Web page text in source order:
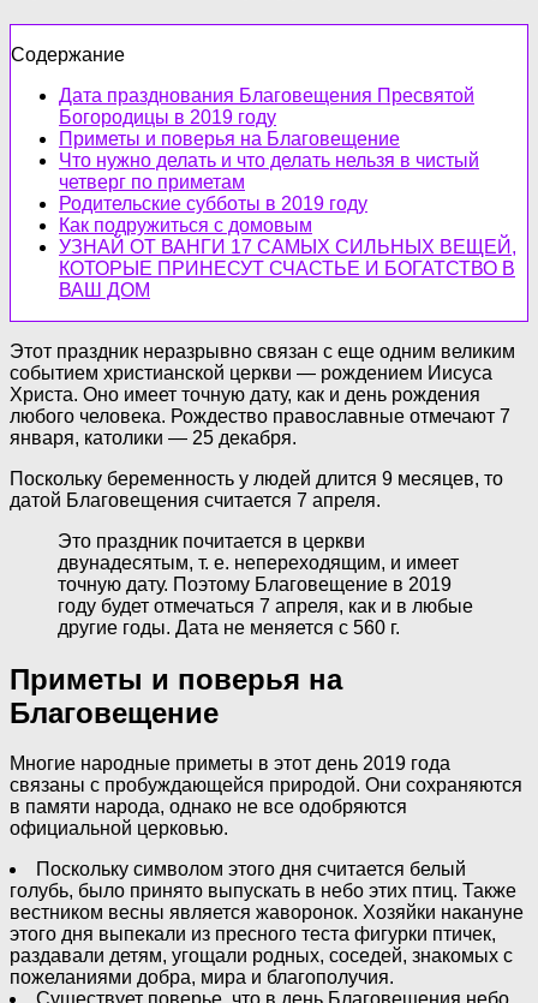
Содержание
Дата празднования Благовещения Пресвятой
Богородицы в 2019 году
Приметы и поверья на Благовещение
Что нужно делать и что делать нельзя в чистый
четверг по приметам
Родительские субботы в 2019 году
Как подружиться с домовым
УЗНАЙ ОТ ВАНГИ 17 САМЫХ СИЛЬНЫХ ВЕЩЕЙ,
КОТОРЫЕ ПРИНЕСУТ СЧАСТЬЕ И БОГАТСТВО В
ВАШ ДОМ
Этот праздник неразрывно связан с еще одним великим
событием христианской церкви — рождением Иисуса
Христа. Оно имеет точную дату, как и день рождения
любого человека. Рождество православные отмечают 7
января, католики — 25 декабря.
Поскольку беременность у людей длится 9 месяцев, то
датой Благовещения считается 7 апреля.
Это праздник почитается в церкви
двунадесятым, т. е. непереходящим, и имеет
точную дату. Поэтому Благовещение в 2019
году будет отмечаться 7 апреля, как и в любые
другие годы. Дата не меняется с 560 г.
Приметы и поверья на
Благовещение
Многие народные приметы в этот день 2019 года
связаны с пробуждающейся природой. Они сохраняются
в памяти народа, однако не все одобряются
официальной церковью.
Поскольку символом этого дня считается белый
голубь, было принято выпускать в небо этих птиц. Также
вестником весны является жаворонок. Хозяйки накануне
этого дня выпекали из пресного теста фигурки птичек,
раздавали детям, угощали родных, соседей, знакомых с
пожеланиями добра, мира и благополучия.